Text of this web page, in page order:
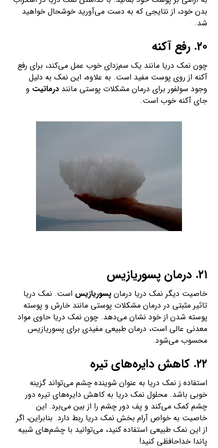
بدن خود، از نتایجی که به دست می‌آورید خوشحال خواهید
شد.
۲۰. رفع آکنه
چون نمک دریا مانند یک سم‌زدای خوب عمل می‌کند، برای رفع
آکنه از روی پوست مفید است. به علاوه، این نمک به دلیل
وجود سولفور برای درمان مشکلات پوستی ماننددرماتیت و
جای آکنه خوب است.
۲۱. درمان پسوریازیس
خاصیت دیگر نمک دریا درمانپسوریازیس است. نمک دریا
تاثیر مثبتی در درمان مشکلات پوستی مانند خارش و پوسته
پوسته شدن از خود نشان می‌دهد. چون نمک دریا حاوی مواد
معدنی عالی است، درمان طبیعی مفیدی برای پسوریازیس
محسوب می‌شود.
۲۲. کاهش دایره‌های تیره
استفاده ز نمک دریا به عنوان شوینده چشم می‌تواند گزینه
خوبی باشد. محلول نمک دریا به کاهش دایره‌های تیره دور
چشم کمک می‌کند و پف دور چشم را از بین می‌برد. این
خاصیت به خواص آرام بخش نمک دریا ربط دارد. بنابراین، اگر
از این نمک طبیعی استفاده کنید، می‌توانید با چشم‌های شبیه
پاندا خداحافظی کنید!